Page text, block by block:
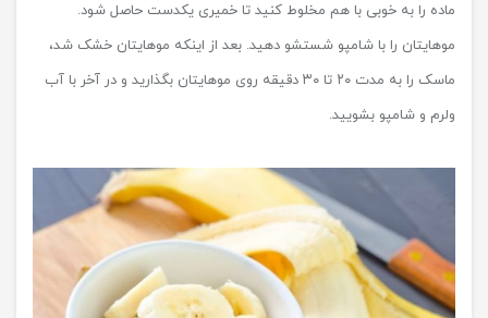
ماده را به خوبی با هم مخلوط کنید تا خمیری یکدست حاصل شود.
موهایتان را با شامپو شستشو دهید. بعد از اینکه موهایتان خشک شد،
ماسک را به مدت ۲۰ تا ۳۰ دقیقه روی موهایتان بگذارید و در آخر با آب
ولرم و شامپو بشویید.